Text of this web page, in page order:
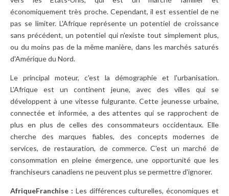
économiquement très proche. Cependant, il est essentiel de ne
pas se limiter. L'Afrique représente un potentiel de croissance
sans précédent, un potentiel qui n'existe tout simplement plus,
ou du moins pas de la même manière, dans les marchés saturés
d'Amérique du Nord.
Le principal moteur, c'est la démographie et l'urbanisation.
L'Afrique est un continent jeune, avec des villes qui se
développent à une vitesse fulgurante. Cette jeunesse urbaine,
connectée et informée, a des attentes qui se rapprochent de
plus en plus de celles des consommateurs occidentaux. Elle
cherche des marques fiables, des concepts modernes de
services, de restauration, de commerce. C'est un marché de
consommation en pleine émergence, une opportunité que les
franchiseurs canadiens ne peuvent plus se permettre d'ignorer.
AfriqueFranchise : Les différences culturelles, économiques et